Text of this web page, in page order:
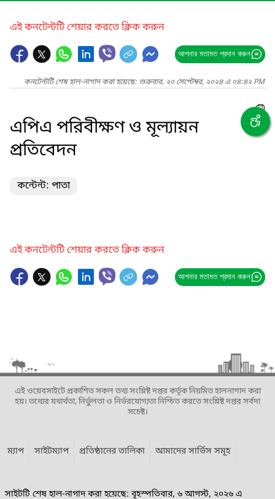
এই কনটেন্টটি শেয়ার করতে ক্লিক করুন
আপনার মতামত প্রদান করুন
কনটেন্টটি শেষ হাল-নাগাদ করা হয়েছে: শুক্রবার, ২০ সেপ্টেম্বর, ২০২৪ এ ০৪:৪২ PM
এপিএ পরিবীক্ষণ ও মূল্যায়ন
প্রতিবেদন
কন্টেন্ট: পাতা
এই কনটেন্টটি শেয়ার করতে ক্লিক করুন
আপনার মতামত প্রদান করুন
এই ওয়েবসাইটে প্রকাশিত সকল তথ্য সংশ্লিষ্ট দপ্তর কর্তৃক নিয়মিত হালনাগাদ করা
হয়। তথ্যের যথার্থতা, নির্ভুলতা ও নির্ভরযোগ্যতা নিশ্চিত করতে সংশ্লিষ্ট দপ্তর সর্বদা
সচেষ্ট।
ম্যাপ সাইটম্যাপ প্রতিষ্ঠানের তালিকা আমাদের সার্ভিস সমূহ
সাইটটি শেষ হাল-নাগাদ করা হয়েছে: বৃহস্পতিবার, ৬ আগস্ট, ২০২৬ এ